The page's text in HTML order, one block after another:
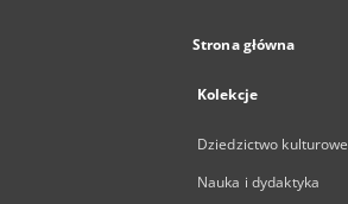
Strona główna
Kolekcje
Dziedzictwo kulturowe
Nauka i dydaktyka